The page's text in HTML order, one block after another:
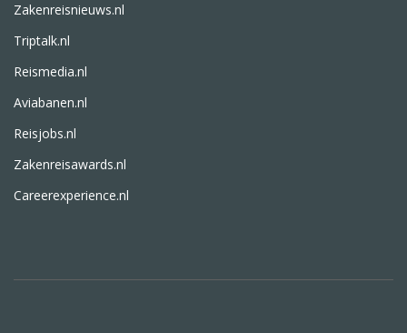
Zakenreisnieuws.nl
Triptalk.nl
Reismedia.nl
Aviabanen.nl
Reisjobs.nl
Zakenreisawards.nl
Careerexperience.nl